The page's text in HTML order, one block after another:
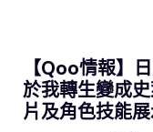
【Qoo情報】
於我轉生變成
片及角色技能